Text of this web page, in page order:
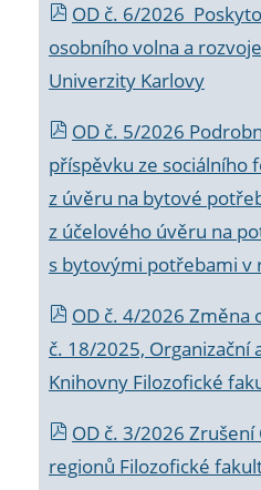
OD č. 6/2026
osobního volna a
Univerzity Karlovy
OD č. 5/2026
příspěvku ze sociálního
z úvěru na bytové
z účelového úvěru na
s bytovými potřebami v
OD č. 4/2026 Změna
č. 18/2025, Organizační
Knihovny Filozofické
OD č. 3/2026
regionů Filozofické